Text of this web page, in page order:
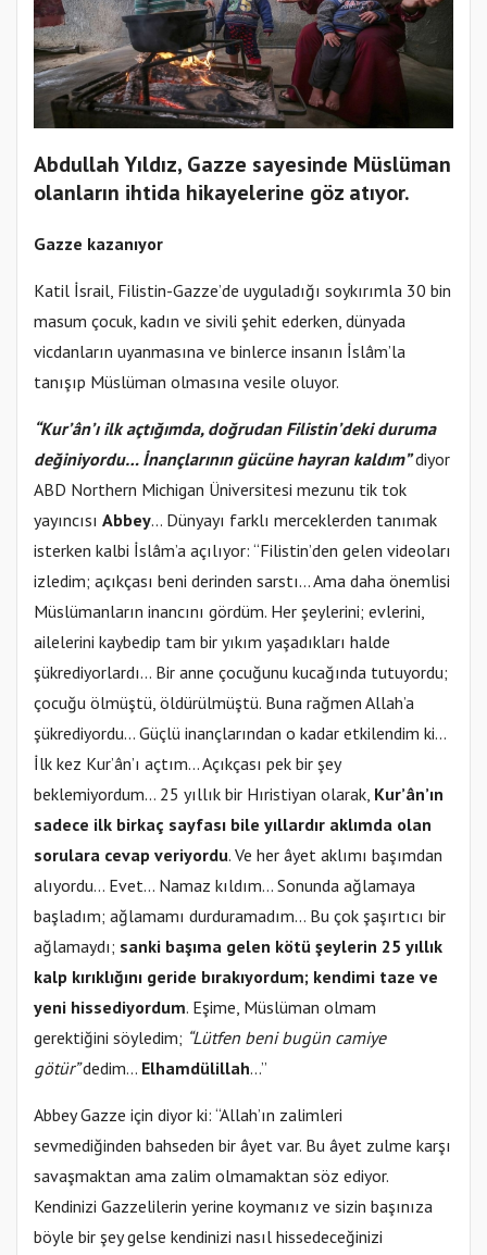
Abdullah Yıldız, Gazze sayesinde Müslüman
olanların ihtida hikayelerine göz atıyor.
Gazze kazanıyor
Katil İsrail, Filistin-Gazze’de uyguladığı soykırımla 30 bin
masum çocuk, kadın ve sivili şehit ederken, dünyada
vicdanların uyanmasına ve binlerce insanın İslâm’la
tanışıp Müslüman olmasına vesile oluyor.
“Kur’ân’ı ilk açtığımda, doğrudan Filistin’deki duruma
değiniyordu… İnançlarının gücüne hayran kaldım”diyor
ABD Northern Michigan Üniversitesi mezunu tik tok
yayıncısı Abbey… Dünyayı farklı merceklerden tanımak
isterken kalbi İslâm’a açılıyor: “Filistin’den gelen videoları
izledim; açıkçası beni derinden sarstı… Ama daha önemlisi
Müslümanların inancını gördüm. Her şeylerini; evlerini,
ailelerini kaybedip tam bir yıkım yaşadıkları halde
şükrediyorlardı… Bir anne çocuğunu kucağında tutuyordu;
çocuğu ölmüştü, öldürülmüştü. Buna rağmen Allah’a
şükrediyordu… Güçlü inançlarından o kadar etkilendim ki…
İlk kez Kur’ân’ı açtım… Açıkçası pek bir şey
beklemiyordum… 25 yıllık bir Hıristiyan olarak, Kur’ân’ın
sadece ilk birkaç sayfası bile yıllardır aklımda olan
sorulara cevap veriyordu. Ve her âyet aklımı başımdan
alıyordu… Evet... Namaz kıldım… Sonunda ağlamaya
başladım; ağlamamı durduramadım… Bu çok şaşırtıcı bir
ağlamaydı; sanki başıma gelen kötü şeylerin 25 yıllık
kalp kırıklığını geride bırakıyordum; kendimi taze ve
yeni hissediyordum. Eşime, Müslüman olmam
gerektiğini söyledim; “Lütfen beni bugün camiye
götür”dedim… Elhamdülillah…”
Abbey Gazze için diyor ki: “Allah’ın zalimleri
sevmediğinden bahseden bir âyet var. Bu âyet zulme karşı
savaşmaktan ama zalim olmamaktan söz ediyor.
Kendinizi Gazzelilerin yerine koymanız ve sizin başınıza
böyle bir şey gelse kendinizi nasıl hissedeceğinizi